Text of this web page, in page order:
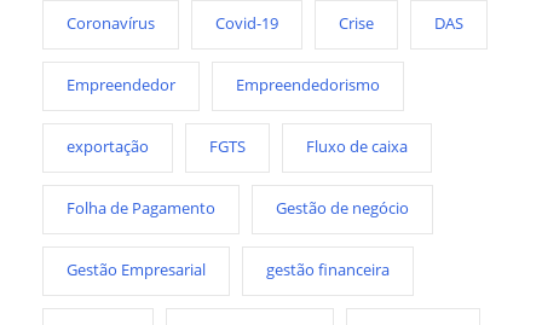
Coronavírus Covid-19 Crise DAS
Empreendedor Empreendedorismo
exportação FGTS Fluxo de caixa
Folha de Pagamento Gestão de negócio
Gestão Empresarial gestão financeira